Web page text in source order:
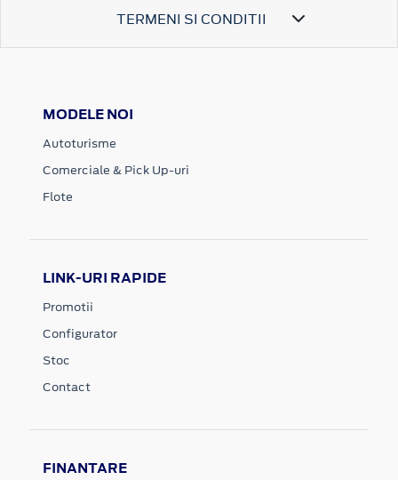
TERMENI SI CONDITII
MODELE NOI
Autoturisme
Comerciale & Pick Up-uri
Flote
LINK-URI RAPIDE
Promotii
Configurator
Stoc
Contact
FINANTARE